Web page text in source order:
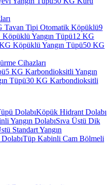
Tavan Tipi Otomatik Köpüklü9
Yangın Tüpü12 KG
Köpüklü Yangın Tüpü50 KG
Cihazları
5 KG Karbondioksitli Yangın
Tüpü30 KG Karbondioksitli
DolabıKöpük Hidrant Dolabı
Yangın DolabıSıva Üstü Dik
Standart Yangın
Tüp Kabinli Cam Bölmeli